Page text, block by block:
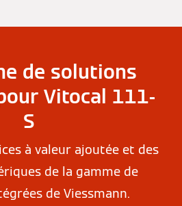
de solutions
Vitocal 111-
S
à valeur ajoutée et des
de la gamme de
de Viessmann.